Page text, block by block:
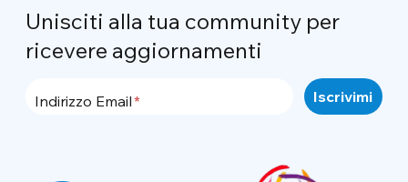
Unisciti alla tua community per
ricevere aggiornamenti
Indirizzo Email